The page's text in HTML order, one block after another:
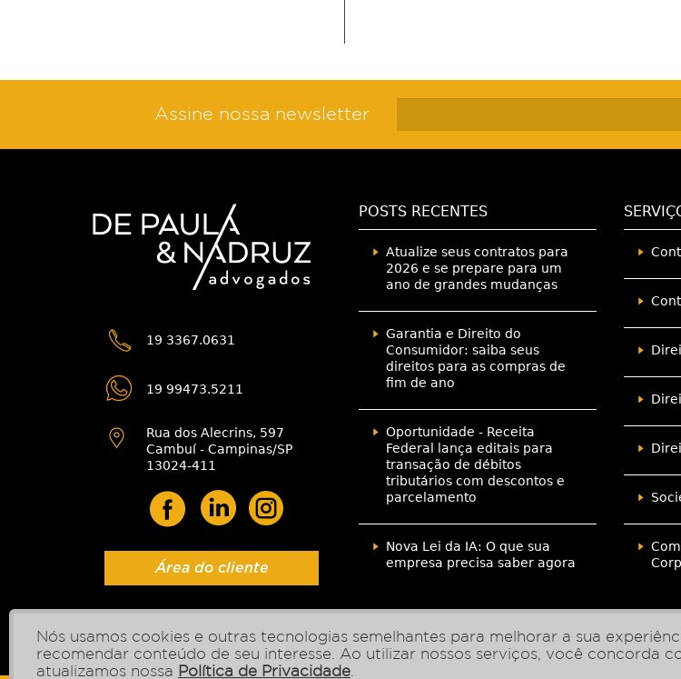
Assine nossa newsletter
Nós usamos cookies e outras tecnologias semelhantes para melhorar a sua
recomendar conteúdo de seu interesse. Ao utilizar nossos serviços, você concorda
atualizamos nossa Política de Privacidade
19 3367.0631
19 99473.5211
Rua dos Alecrins, 597
Cambuí - Campinas/SP
13024-411
Área do cliente
POSTS RECENTES
Atualize seus contratos para
2026 e se prepare para um
ano de grandes mudanças
Garantia e Direito do
Consumidor: saiba seus
direitos para as compras de
fim de ano
Oportunidade - Receita
Federal lança editais para
transação de débitos
tributários com descontos e
parcelamento
Nova Lei da IA: O que sua
empresa precisa saber agora